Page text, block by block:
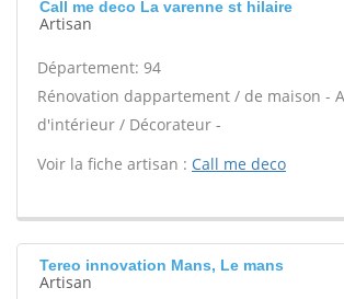
Call me deco La varenne st hilaire
Artisan
Département: 94
Rénovation dappartement / de maison -
d'intérieur / Décorateur -
Voir la fiche artisan : Call me deco
Tereo innovation Mans, Le mans
Artisan